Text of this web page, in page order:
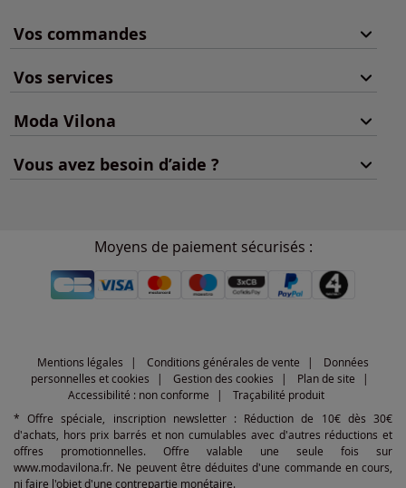
Vos commandes
Vos services
Moda Vilona
Vous avez besoin d’aide ?
Moyens de paiement sécurisés :
Mentions légales Conditions générales de vente
Données
personnelles et cookies
Gestion des cookies
Plan de site
Accessibilité : non conforme
Traçabilité produit
* Offre spéciale, inscription newsletter : Réduction de 10€ dès 30€
d'achats, hors prix barrés et non cumulables avec d'autres réductions et
offres promotionnelles. Offre valable une seule fois sur
www.modavilona.fr. Ne peuvent être déduites d'une commande en cours,
ni faire l'objet d'une contrepartie monétaire.